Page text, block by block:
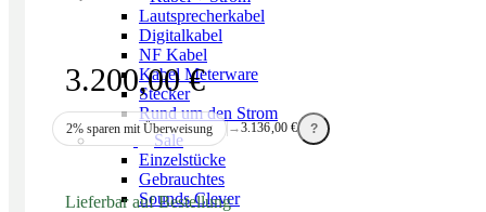
Lautsprecherkabel
Digitalkabel
NF Kabel
Kabel Meterware
Stecker
Rund um den Strom
Sale
Einzelstücke
Gebrauchtes
Sounds Clever
3.200,00€
2% sparen mit Überweisung →3.136,00 € ?
Lieferbar auf Bestellung